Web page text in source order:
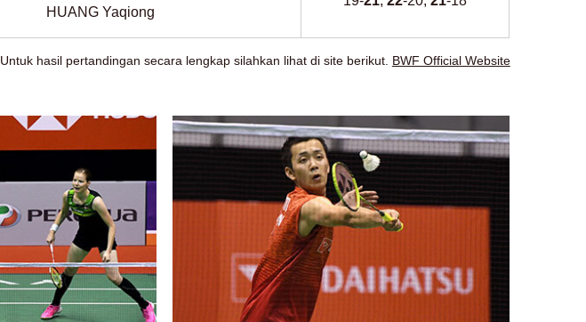
HUANG Yaqiong
Untuk hasil pertandingan secara lengkap silahkan lihat di site berikut. BWF Official Website